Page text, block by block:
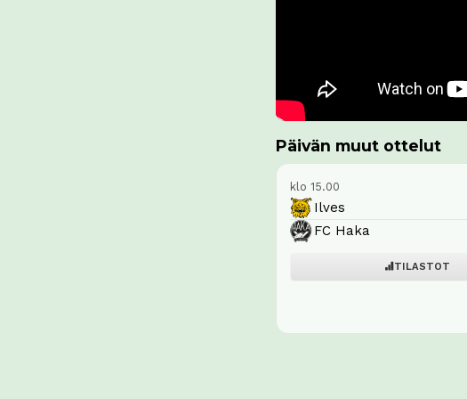
Päivän muut ottelut
klo 15.00
Ilves
FC Haka
TILASTOT